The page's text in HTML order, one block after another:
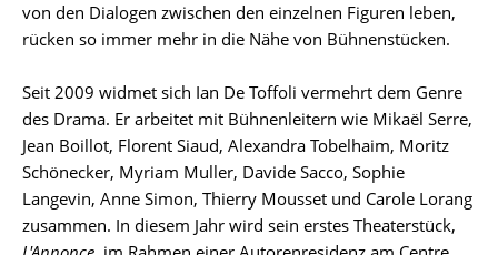
von den Dialogen zwischen den einzelnen Figuren leben,
rücken so immer mehr in die Nähe von Bühnenstücken.
Seit 2009 widmet sich Ian De Toffoli vermehrt dem Genre
des Drama. Er arbeitet mit Bühnenleitern wie Mikaël Serre,
Jean Boillot, Florent Siaud, Alexandra Tobelhaim, Moritz
Schönecker, Myriam Muller, Davide Sacco, Sophie
Langevin, Anne Simon, Thierry Mousset und Carole Lorang
zusammen. In diesem Jahr wird sein erstes Theaterstück,